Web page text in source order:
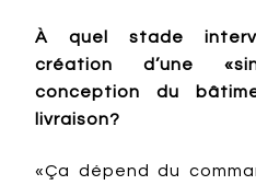
À quel stade
création d’une
conception du
livraison?
«Ça dépend du